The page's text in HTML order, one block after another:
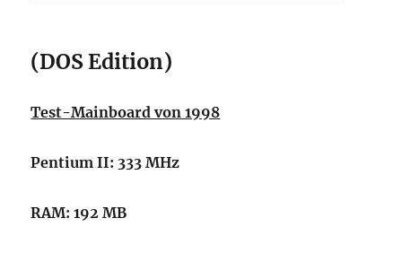
(DOS Edition)
Test-Mainboard von 1998
Pentium II: 333 MHz
RAM: 192 MB